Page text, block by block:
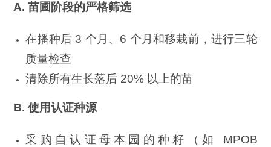
A. 苗圃阶段的严格筛选
在播种后 3 个月、6 个月和移栽前，进行三轮
质量检查
清除所有生长落后 20% 以上的苗
B.使用认证种源
采购自认证母本园的种籽（如 MPOB